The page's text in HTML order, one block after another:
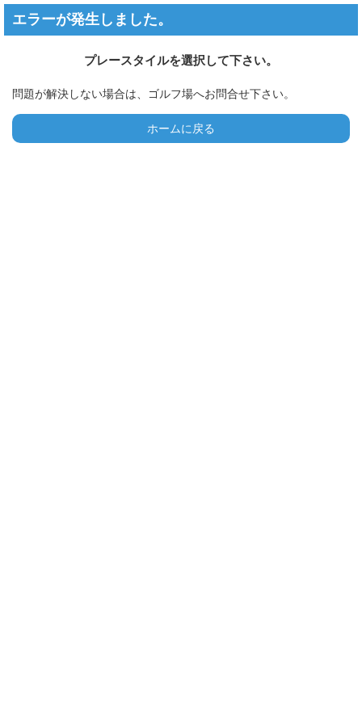
エラーが発生しました。
プレースタイルを選択して下さい。
問題が解決しない場合は、ゴルフ場へお問合せ下さい。
ホームに戻る